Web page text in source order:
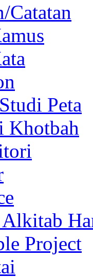
Catatan
Peta
Khotbah
Alkitab
Project